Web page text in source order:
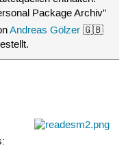
Package Archiv"
Andreas Gölzer 🇬🇧